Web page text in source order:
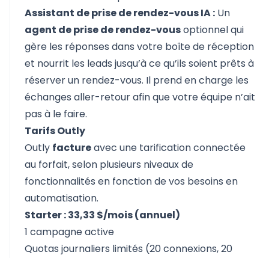
Assistant de prise de rendez-vous IA : Un
agent de prise de rendez-vousoptionnel qui
gère les réponses dans votre boîte de réception
et nourrit les leads jusqu’à ce qu’ils soient prêts à
réserver un rendez-vous. Il prend en charge les
échanges aller-retour afin que votre équipe n’ait
pas à le faire.
Tarifs Outly
Outly factureavec une tarification connectée
au forfait, selon plusieurs niveaux de
fonctionnalités en fonction de vos besoins en
automatisation.
Starter : 33,33 $/mois (annuel)
1 campagne active
Quotas journaliers limités (20 connexions, 20